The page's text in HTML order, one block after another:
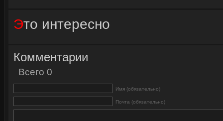
Это интересно
Комментарии
Всего 0
Имя (обязательно)
Почта (обязательно)